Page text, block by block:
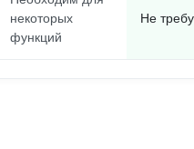
некоторых
функций
Не